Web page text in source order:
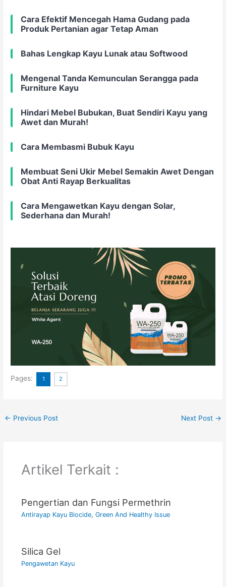
Cara Efektif Mencegah Hama Gudang pada
Produk Pertanian agar Tetap Aman
Bahas Lengkap Kayu Lunak atau Softwood
Mengenal Tanda Kemunculan Serangga pada
Furniture Kayu
Hindari Mebel Bubukan, Buat Sendiri Kayu yang
Awet dan Murah!
Cara Membasmi Bubuk Kayu
Membuat Seni Ukir Mebel Semakin Awet Dengan
Obat Anti Rayap Berkualitas
Cara Mengawetkan Kayu dengan Solar,
Sederhana dan Murah!
Pages: 1 2
← Previous Post Next Post →
Artikel Terkait :
Pengertian dan Fungsi Permethrin
Antirayap Kayu Biocide, Green And Healthy Issue
Silica Gel
Pengawetan Kayu